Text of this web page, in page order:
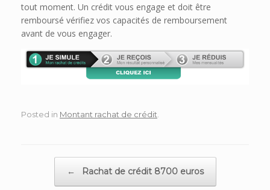
tout moment. Un crédit vous engage et doit être
remboursé vérifiez vos capacités de remboursement
avant de vous engager.
Posted in Montant rachat de crédit
← Rachat de crédit 8700 euros